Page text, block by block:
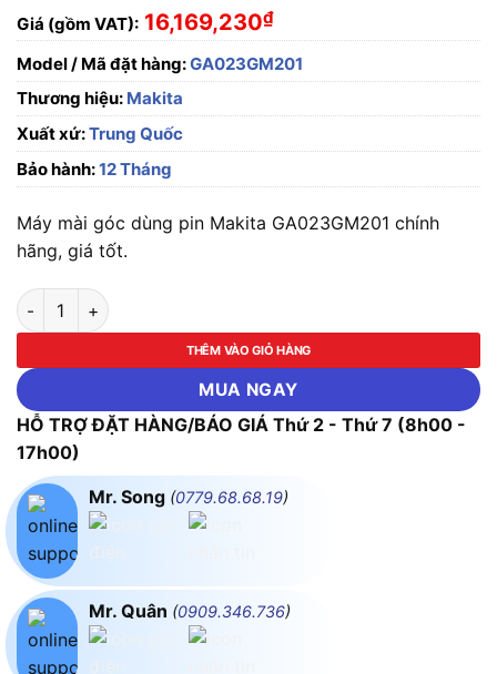
Giá (gồm VAT): 16,169,230₫
Model / Mã đặt hàng:GA023GM201
Thương hiệu: Makita
Xuất xứ:Trung Quốc
Bảo hành:12 Tháng
Máy mài góc dùng pin Makita GA023GM201 chính
hãng, giá tốt.
Máy mài góc dùng pin Makita GA023GM201 số lượng
THÊM VÀO GIỎ HÀNG
MUA NGAY
HỖ TRỢ ĐẶT HÀNG/BÁO GIÁ Thứ 2 - Thứ 7 (8h00 -
17h00)
Mr. Song (0779.68.68.19)
Mr. Quân (0909.346.736)